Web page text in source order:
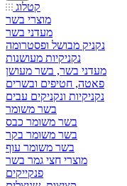
קטלוג
מוצרי בשר
מעדני בשר
נקניק מבושל ופסטרומה
נקניקיות מעושנות
מעדני בשר, בשר מעושן
פאטה, חטיפים ובשרים
נקניקיות ונקניקים עבים
בשר משומר
בשר משומר כבס
בשר משומר בקר
בשר משומר עוף
מוצרי חצי גמר בשר
פנקייקים